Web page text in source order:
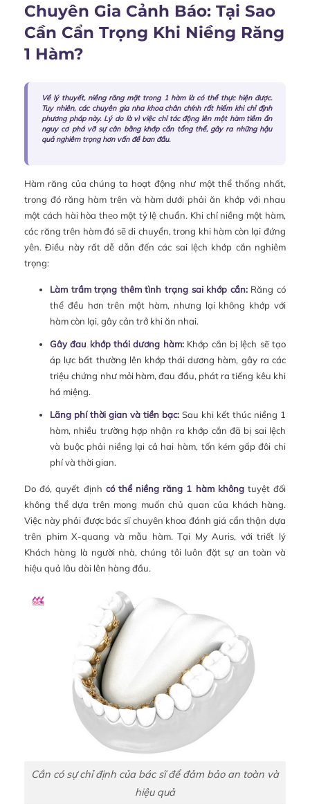
Chuyên Gia Cảnh Báo: Tại Sao
Cần Cẩn Trọng Khi Niềng Răng
1 Hàm?
Về lý thuyết, niềng răng mặt trong 1 hàm là có thể thực hiện được.
Tuy nhiên, các chuyên gia nha khoa chân chính rất hiếm khi chỉ định
phương pháp này. Lý do là vì việc chỉ tác động lên một hàm tiềm ẩn
nguy cơ phá vỡ sự cân bằng khớp cắn tổng thể, gây ra những hậu
quả nghiêm trọng hơn vấn đề ban đầu.
Hàm răng của chúng ta hoạt động như một thể thống nhất,
trong đó răng hàm trên và hàm dưới phải ăn khớp với nhau
một cách hài hòa theo một tỷ lệ chuẩn. Khi chỉ niềng một hàm,
các răng trên hàm đó sẽ di chuyển, trong khi hàm còn lại đứng
yên. Điều này rất dễ dẫn đến các sai lệch khớp cắn nghiêm
trọng:
Làm trầm trọng thêm tình trạng sai khớp cắn:Răng có
thể đều hơn trên một hàm, nhưng lại không khớp với
hàm còn lại, gây cản trở khi ăn nhai.
Gây đau khớp thái dương hàm:Khớp cắn bị lệch sẽ tạo
áp lực bất thường lên khớp thái dương hàm, gây ra các
triệu chứng như mỏi hàm, đau đầu, phát ra tiếng kêu khi
há miệng.
Lãng phí thời gian và tiền bạc:Sau khi kết thúc niềng 1
hàm, nhiều trường hợp nhận ra khớp cắn đã bị sai lệch
và buộc phải niềng lại cả hai hàm, tốn kém gấp đôi chi
phí và thời gian.
Do đó, quyết định có thể niềng răng 1 hàm khôngtuyệt đối
không thể dựa trên mong muốn chủ quan của khách hàng.
Việc này phải được bác sĩ chuyên khoa đánh giá cẩn thận dựa
trên phim X-quang và mẫu hàm. Tại My Auris, với triết lý
Khách hàng là người nhà, chúng tôi luôn đặt sự an toàn và
hiệu quả lâu dài lên hàng đầu.
Cần có sự chỉ định của bác sĩ để đảm bảo an toàn và
hiệu quả